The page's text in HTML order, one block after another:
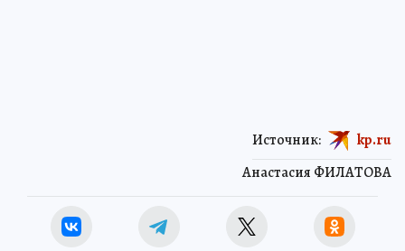
Анастасия ФИЛАТОВА
Источник: kp.ru